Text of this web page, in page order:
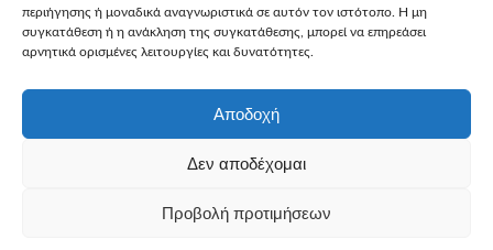
περιήγησης ή μοναδικά αναγνωριστικά σε αυτόν τον ιστότοπο. Η μη
συγκατάθεση ή η ανάκληση της συγκατάθεσης, μπορεί να επηρεάσει
αρνητικά ορισμένες λειτουργίες και δυνατότητες.
Αποδοχή
Δεν αποδέχομαι
Προβολή προτιμήσεων
All Rights Reserved